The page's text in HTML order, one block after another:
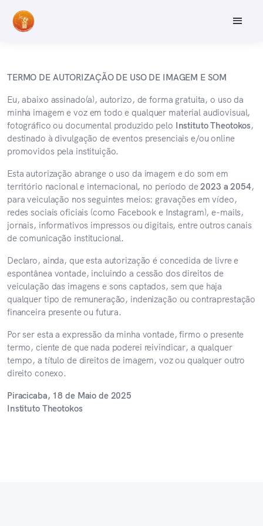
TERMO DE AUTORIZAÇÃO DE USO DE IMAGEM E SOM
Eu, abaixo assinado(a), autorizo, de forma gratuita, o uso da
minha imagem e voz em todo e qualquer material audiovisual,
fotográfico ou documental produzido pelo Instituto Theotokos,
destinado à divulgação de eventos presenciais e/ou online
promovidos pela instituição.
Esta autorização abrange o uso da imagem e do som em
território nacional e internacional, no período de2023 a 2054,
para veiculação nos seguintes meios: gravações em vídeo,
redes sociais oficiais (como Facebook e Instagram), e-mails,
jornais, informativos impressos ou digitais, entre outros canais
de comunicação institucional.
Declaro, ainda, que esta autorização é concedida de livre e
espontânea vontade, incluindo a cessão dos direitos de
veiculação das imagens e sons captados, sem que haja
qualquer tipo de remuneração, indenização ou contraprestação
financeira presente ou futura.
Por ser esta a expressão da minha vontade, firmo o presente
termo, ciente de que nada poderei reivindicar, a qualquer
tempo, a título de direitos de imagem, voz ou qualquer outro
direito conexo.
Piracicaba, 18 de Maio de 2025
Instituto Theotokos